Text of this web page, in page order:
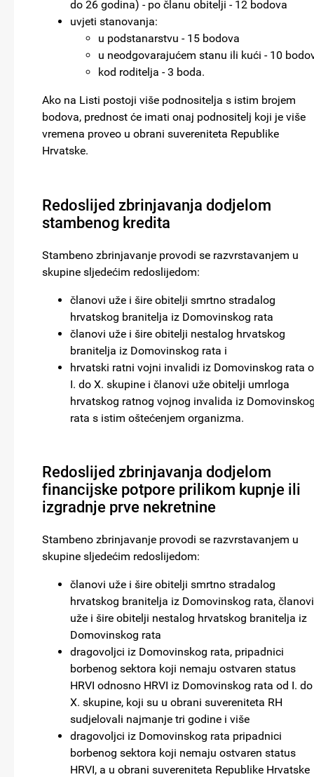
do 26 godina) - po članu obitelji - 12 bodova
uvjeti stanovanja:
u podstanarstvu - 15 bodova
u neodgovarajućem stanu ili kući - 10
kod roditelja - 3 boda.
Ako na Listi postoji više podnositelja s istim brojem
bodova, prednost će imati onaj podnositelj koji je više
vremena proveo u obrani suvereniteta Republike
Hrvatske.
Redoslijed zbrinjavanja dodjelom
stambenog kredita
Stambeno zbrinjavanje provodi se razvrstavanjem u
skupine sljedećim redoslijedom:
članovi uže i šire obitelji smrtno stradalog
hrvatskog branitelja iz Domovinskog rata
članovi uže i šire obitelji nestalog hrvatskog
branitelja iz Domovinskog rata i
hrvatski ratni vojni invalidi iz Domovinskog rata
I. do X. skupine i članovi uže obitelji umrloga
hrvatskog ratnog vojnog invalida iz
rata s istim oštećenjem organizma.
Redoslijed zbrinjavanja dodjelom
financijske potpore prilikom kupnje ili
izgradnje prve nekretnine
Stambeno zbrinjavanje provodi se razvrstavanjem u
skupine sljedećim redoslijedom:
članovi uže i šire obitelji smrtno stradalog
hrvatskog branitelja iz Domovinskog rata, članovi
uže i šire obitelji nestalog hrvatskog branitelja iz
Domovinskog rata
dragovoljci iz Domovinskog rata, pripadnici
borbenog sektora koji nemaju ostvaren status
HRVI odnosno HRVI iz Domovinskog rata od I. do
X. skupine, koji su u obrani suvereniteta RH
sudjelovali najmanje tri godine i više
dragovoljci iz Domovinskog rata pripadnici
borbenog sektora koji nemaju ostvaren status
HRVI, a u obrani suvereniteta Republike Hrvatske